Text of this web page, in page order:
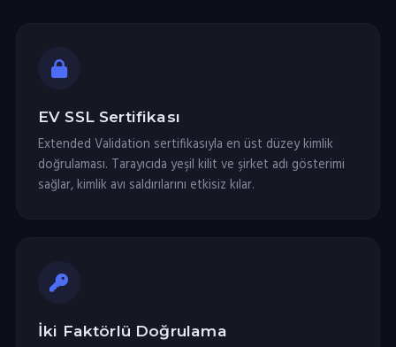
EV SSL Sertifikası
Extended Validation sertifikasıyla en üst düzey kimlik
doğrulaması. Tarayıcıda yeşil kilit ve şirket adı gösterimi
sağlar, kimlik avı saldırılarını etkisiz kılar.
İki Faktörlü Doğrulama